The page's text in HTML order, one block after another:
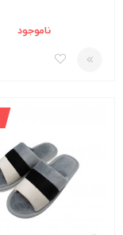
ناموجود